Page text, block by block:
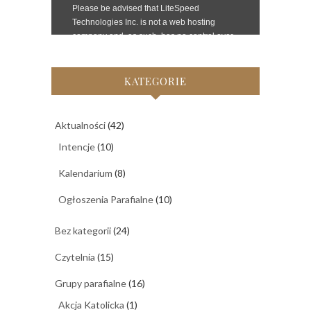
KATEGORIE
Aktualności(42)
Intencje(10)
Kalendarium (8)
Ogłoszenia Parafialne(10)
Bez kategorii(24)
Czytelnia (15)
Grupy parafialne(16)
Akcja Katolicka (1)